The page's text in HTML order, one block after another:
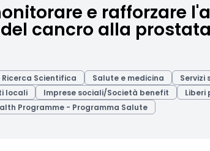
e rafforzare
cancro alla
Ricerca Scientifica Salute e medicina
Servizi
locali Imprese sociali/Società benefit
Liberi
Programme - Programma Salute